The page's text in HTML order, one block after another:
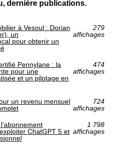
dernière publications.
à Vesoul : Dorian
un
pour obtenir un
279
affichages
Pennylane : la
pour une
et un pilotage en
474
affichages
un revenu mensuel
724
affichages
ChatGPT 5 et
1 798
affichages